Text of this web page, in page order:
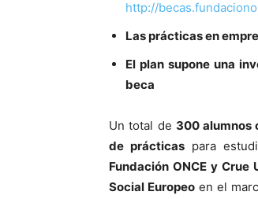
http://
Las prácticas en
El plan supone una
beca
Un total de 300 alumnos
de prácticas para
Fundación ONCE y Crue
Social Europeo en el